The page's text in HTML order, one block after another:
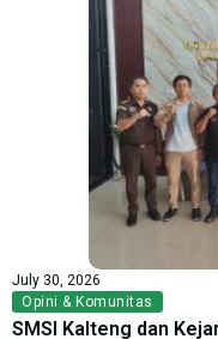
July 30, 2026
Opini & Komunitas
SMSI Kalteng dan